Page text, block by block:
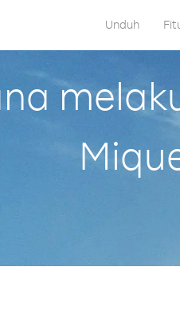
Unduh